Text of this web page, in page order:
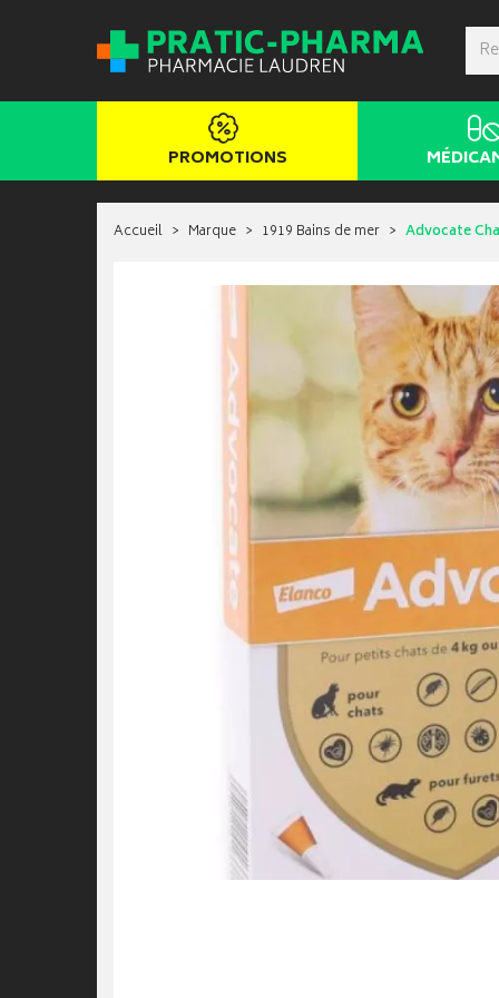
PROMOTIONS
Accueil Marque 1919 Bains de mer Advocate